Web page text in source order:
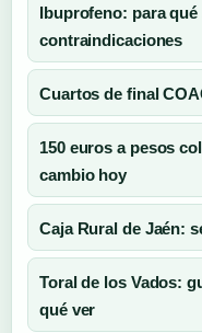
Ibuprofeno: para
contraindicaciones
Cuartos de final
150 euros a pesos
cambio hoy
Caja Rural de Jaén:
Toral de los Vados:
qué ver